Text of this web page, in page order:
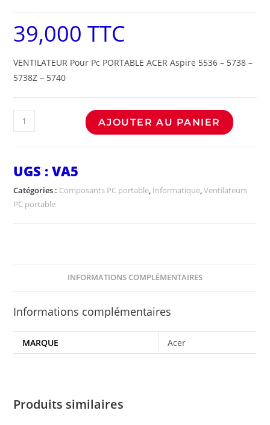
39,000TTC
VENTILATEUR Pour Pc PORTABLE ACER Aspire 5536 – 5738 –
5738Z – 5740
AJOUTER AU PANIER
UGS :VA5
Catégories : Composants PC portable, Informatique,Ventilateurs
PC portable
INFORMATIONS COMPLÉMENTAIRES
Informations complémentaires
MARQUE Acer
Produits similaires